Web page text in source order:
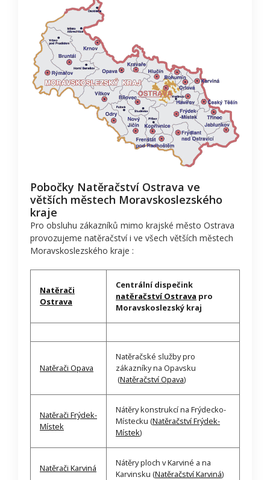
Pobočky Natěračství Ostrava ve
větších městech Moravskoslezského
kraje
Pro obsluhu zákazníků mimo krajské město Ostrava
provozujeme natěračství i ve všech větších městech
Moravskoslezského kraje :
Natěrači
Ostrava
Centrální dispečink
natěračství Ostrava pro
Moravskoslezský kraj
Natěrači Opava
Natěračské služby pro
zákazníky na Opavsku
(Natěračství Opava)
Natěrači Frýdek-
Místek
Nátěry konstrukcí na Frýdecko-
Místecku (Natěračství Frýdek-
Místek)
Natěrači Karviná
Nátěry ploch v Karviné a na
Karvinsku (Natěračství Karviná)